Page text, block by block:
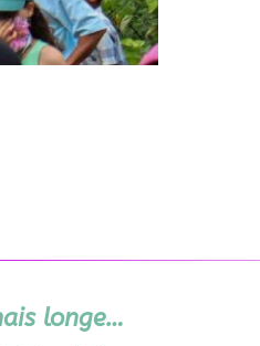
longe…